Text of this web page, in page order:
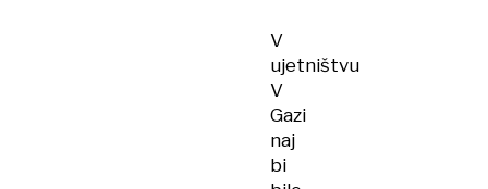
V
ujetništvu
V
Gazi
naj
bi